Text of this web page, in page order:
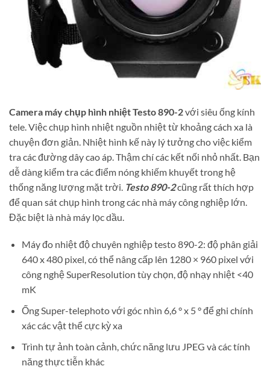
Camera máy chụp hình nhiệt Testo 890-2với siêu ống kính
tele. Việc chụp hình nhiệt nguồn nhiệt từ khoảng cách xa là
chuyện đơn giản. Nhiệt hình kế này lý tưởng cho việc kiểm
tra các đường dây cao áp. Thậm chí các kết nối nhỏ nhất. Bạn
dễ dàng kiểm tra các điểm nóng khiếm khuyết trong hệ
thống năng lượng mặt trời. Testo 890-2cũng rất thích hợp
để quan sát chụp hình trong các nhà máy công nghiệp lớn.
Đặc biệt là nhà máy lọc dầu.
Máy đo nhiệt độ chuyên nghiệp testo 890-2: độ phân giải
640 x 480 pixel, có thể nâng cấp lên 1280 × 960 pixel với
công nghệ SuperResolution tùy chọn, độ nhạy nhiệt <40
mK
Ống Super-telephoto với góc nhìn 6,6 ° x 5 ° để ghi chính
xác các vật thể cực kỳ xa
Trình tự ảnh toàn cảnh, chức năng lưu JPEG và các tính
năng thực tiễn khác